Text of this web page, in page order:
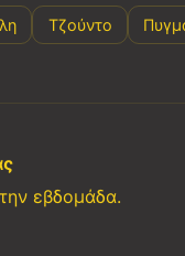
Τζούντο
εβδομάδα.